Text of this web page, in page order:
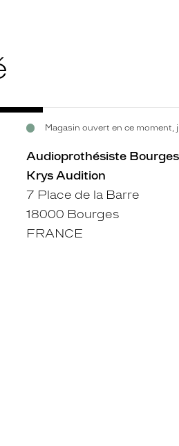
Bourges
Audition
Magasin ouvert en ce moment,
Audioprothésiste
Krys Audition
7 Place de la Barre
18000 Bourges
FRANCE